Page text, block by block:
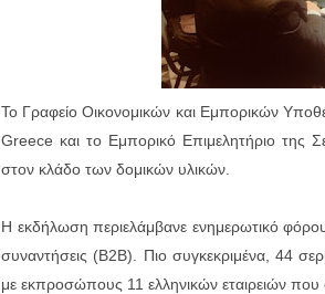
Το Γραφείο Οικονομικών και Εμπορικών
Greece και το Εμπορικό Επιμελητήριο της
στον κλάδο των δομικών υλικών.
Η εκδήλωση περιελάμβανε ενημερωτικό
συναντήσεις (B2B). Πιο συγκεκριμένα, 44
με εκπροσώπους 11 ελληνικών εταιρειών που